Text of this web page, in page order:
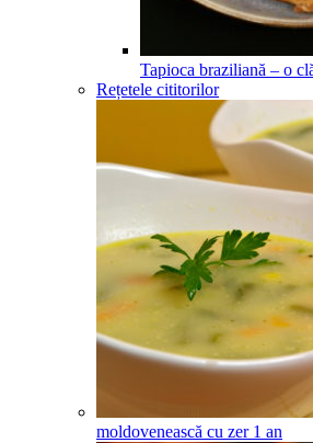
Tapioca braziliană – o
Rețetele cititorilor
moldovenească cu zer 1 an